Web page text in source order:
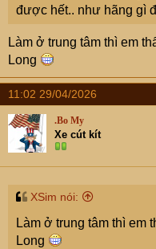
được hết.. như hãng gì
Làm ở trung tâm thì em
Long
11:02 29/04/2026
.Bo My
Xe cút kít
XSim nói:
Làm ở trung tâm thì em
Long